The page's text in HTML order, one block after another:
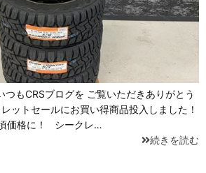
つもCRSブログを ご覧いただきありがとう
トセールにお買い得商品投入しました！
価格に！ シークレ…
続きを読む